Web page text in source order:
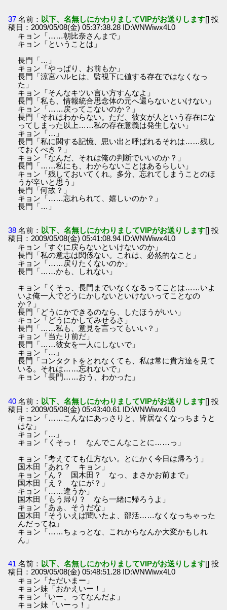
37 名前： 以下、名無しにかわりましてVIPがお送りします[] 投
稿日：2009/05/08(金) 05:37:38.28 ID:WNWiwx4L0
キョン「……朝比奈さんまで」
キョン「ということは」
長門「…」
キョン「やっぱり、お前もか」
長門「涼宮ハルヒは、監視下に値する存在ではなくなっ
た」
キョン「そんなキツい言い方すんなよ」
長門「私も、情報統合思念体の元へ還らないといけない」
キョン「……戻ってこないのか？」
長門「それはわからない。ただ、彼女が人という存在にな
ってしまった以上……私の存在意義は発生しない」
キョン「…」
長門「私に関する記憶、思い出と呼ばれるそれは……残し
ておくべき？」
キョン「なんだ、それは俺の判断でいいのか？」
長門「……私にも、わからないことはあるらしい」
キョン「残しておいてくれ。多分、忘れてしまうことのほ
うが辛いと思う」
長門「何故？」
キョン「……忘れられて、嬉しいのか？」
長門「…」
38 名前： 以下、名無しにかわりましてVIPがお送りします[] 投
稿日：2009/05/08(金) 05:41:08.94 ID:WNWiwx4L0
キョン「すぐに戻らないといけないのか」
長門「私の意志は関係ない。これは、必然的なこと」
キョン「……戻りたくないのか」
長門「……かも、しれない」
キョン「くそっ、長門までいなくなるってことは……いよ
いよ俺一人でどうにかしないといけないってことなの
か？」
長門「どうにかできるのなら、したほうがいい」
キョン「どうにかしてみせるさ」
長門「……私も、意見を言ってもいい？」
キョン「当たり前だ」
長門「……彼女を一人にしないで」
キョン「…」
長門「コンタクトをとれなくても、私は常に貴方達を見て
いる。それは……忘れないで」
キョン「長門……おう、わかった」
40 名前： 以下、名無しにかわりましてVIPがお送りします[] 投
稿日：2009/05/08(金) 05:43:40.61 ID:WNWiwx4L0
キョン「……こんなにあっさりと、皆居なくなっちまうと
はな」
キョン「…」
キョン「くそっ！ なんでこんなことに……っ」
キョン「考えてても仕方ない。とにかく今日は帰ろう」
国木田「あれ？ キョン」
キョン「ん？ 国木田？ なっ、まさかお前まで」
国木田「え？ なにが？」
キョン「……違うか」
国木田「もう帰り？ なら一緒に帰ろうよ」
キョン「あぁ、そうだな」
国木田「そういえば聞いたよ、部活……なくなっちゃった
んだってね」
キョン「……ちょっとな、これからなんか大変かもしれ
ん」
41 名前： 以下、名無しにかわりましてVIPがお送りします[] 投
稿日：2009/05/08(金) 05:48:51.28 ID:WNWiwx4L0
キョン「ただいまー」
キョン妹「おかえいー！」
キョン「いー、ってなんだよ」
キョン妹「いーっ！」